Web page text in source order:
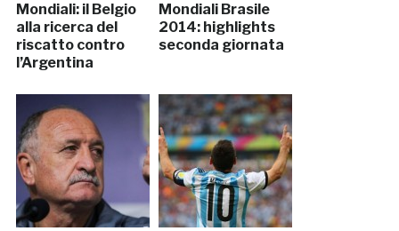
Mondiali: il Belgio
alla ricerca del
riscatto contro
l’Argentina
Mondiali Brasile
2014: highlights
seconda giornata